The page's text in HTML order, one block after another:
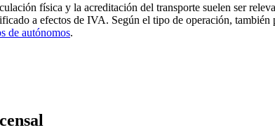
física y la acreditación del transporte suelen ser
a efectos de IVA. Según el tipo de operación, también
de autónomos.